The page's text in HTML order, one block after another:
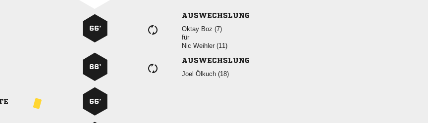
66’
AUSWECHSLUNG
  
für
  
66’
AUSWECHSLUNG
  
66’